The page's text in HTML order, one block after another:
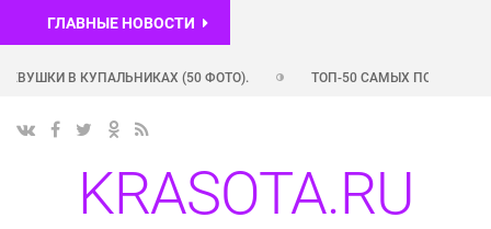
ГЛАВНЫЕ НОВОСТИ
В КУПАЛЬНИКАХ (50 ФОТО).
ТОП-50 САМЫХ ПОПУЛЯРНЫХ
KRASOTA.RU